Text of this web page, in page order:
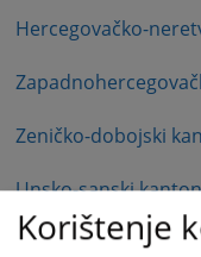
Hercegovačko-
Zeničko-dobojski
Unsko-sanski kanton
Tuzlanski kanton
Korištenje